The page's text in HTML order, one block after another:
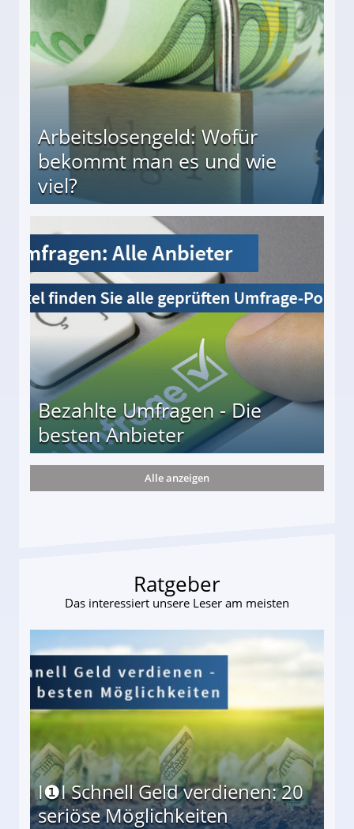
Arbeitslosengeld: Wofür
bekommt man es und wie
viel?
und wie viel?
Bezahlte Umfragen - Die
besten Anbieter
Alle anzeigen
Ratgeber
Das interessiert unsere Leser am meisten
I❶I Schnell Geld verdienen: 20
seriöse Möglichkeiten